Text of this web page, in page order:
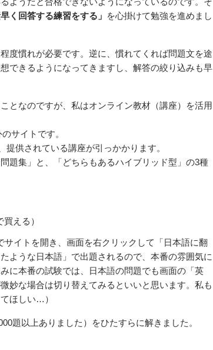
く回答する練習をする」 を心掛けて勉強を進めまし
度慣れが必要です。逆に、慣れてくれば問題文を途
できるようになってきますし、解答の絞り込みも早
となのですが、私はオンライン教材（講座）を活用
サイトです。
供されている講座が引っかかります。
題集」と、「どちらもあるハイブリッド型」の3種
える）
イトを開き、画面を右クリックして「日本語に翻
ような日本語」で出題されるので、本番の雰囲気に
に本番の試験では、日本語の問題でも画面の「英
妙な場合は切り替えてみるといいと思います。私も
ほしい…）
題以上ありました）をひたすらに解きました。